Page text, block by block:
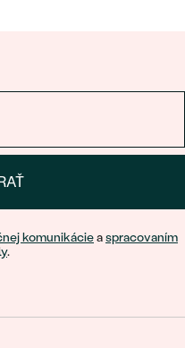
komunikácieaspracovaním
.